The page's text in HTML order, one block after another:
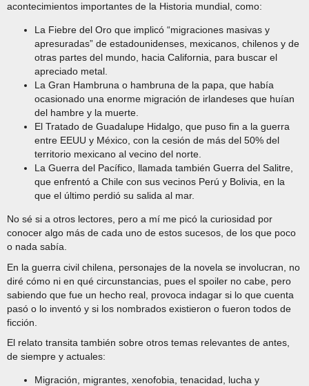
acontecimientos importantes de la Historia mundial, como:
La Fiebre del Oro que implicó “migraciones masivas y
apresuradas” de estadounidenses, mexicanos, chilenos y de
otras partes del mundo, hacia California, para buscar el
apreciado metal.
La Gran Hambruna o hambruna de la papa, que había
ocasionado una enorme migración de irlandeses que huían
del hambre y la muerte.
El Tratado de Guadalupe Hidalgo, que puso fin a la guerra
entre EEUU y México, con la cesión de más del 50% del
territorio mexicano al vecino del norte.
La Guerra del Pacífico, llamada también Guerra del Salitre,
que enfrentó a Chile con sus vecinos Perú y Bolivia, en la
que el último perdió su salida al mar.
No sé si a otros lectores, pero a mí me picó la curiosidad por
conocer algo más de cada uno de estos sucesos, de los que poco
o nada sabía.
En la guerra civil chilena, personajes de la novela se involucran, no
diré cómo ni en qué circunstancias, pues el spoiler no cabe, pero
sabiendo que fue un hecho real, provoca indagar si lo que cuenta
pasó o lo inventó y si los nombrados existieron o fueron todos de
ficción.
El relato transita también sobre otros temas relevantes de antes,
de siempre y actuales:
Migración, migrantes, xenofobia, tenacidad, lucha y